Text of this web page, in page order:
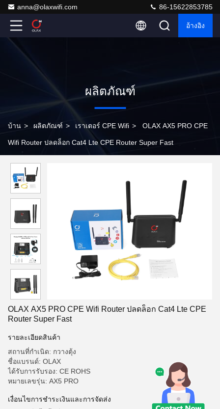
anna@olaxwifi.com 86-15622853785
อ้างอิง
ผลิตภัณฑ์
บ้าน > ผลิตภัณฑ์ > เราเตอร์ CPE Wifi > OLAX AX5 PRO CPE
Wifi Router ปลดล็อก Cat4 Lte CPE Router Super Fast
OLAX AX5 PRO CPE Wifi Router ปลดล็อก Cat4 Lte CPE
Router Super Fast
รายละเอียดสินค้า
สถานที่กำเนิด: กวางตุ้ง
ชื่อแบรนด์: OLAX
ได้รับการรับรอง: CE ROHS
หมายเลขรุ่น: AX5 PRO
เงื่อนไขการชำระเงินและการจัดส่ง